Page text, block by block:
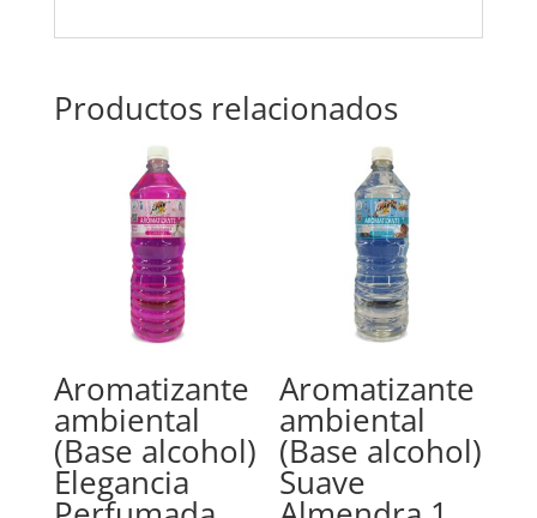
Productos relacionados
Aromatizante
ambiental
(Base alcohol)
Elegancia
Aromatizante
ambiental
(Base alcohol)
Suave